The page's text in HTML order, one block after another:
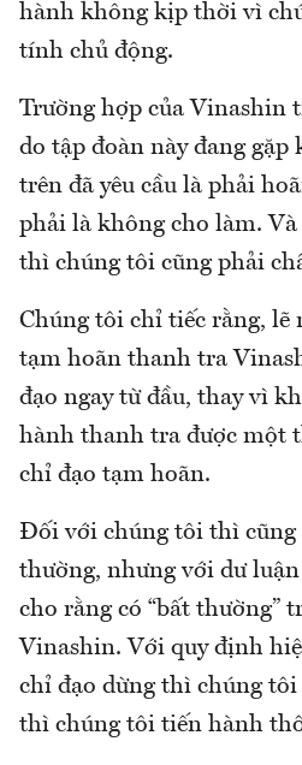
hành không kịp thời vì
tính chủ động.
Trường hợp của Vinashin
do tập đoàn này đang gặp
trên đã yêu cầu là phải
phải là không cho làm. Và
thì chúng tôi cũng phải
Chúng tôi chỉ tiếc rằng, lẽ
tạm hoãn thanh tra
đạo ngay từ đầu, thay vì
hành thanh tra được một
chỉ đạo tạm hoãn.
Đối với chúng tôi thì cũng
thường, nhưng với dư
cho rằng có “bất thường”
Vinashin. Với quy định
chỉ đạo dừng thì chúng
thì chúng tôi tiến hành